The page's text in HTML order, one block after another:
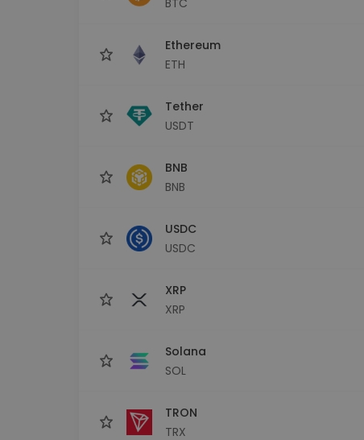
Ethereum
ETH
Tether
USDT
BNB
BNB
USDC
USDC
XRP
XRP
Solana
SOL
TRON
TRX